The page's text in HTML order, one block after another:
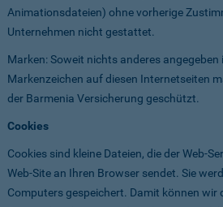
Animationsdateien) ohne vorherige
Unternehmen nicht gestattet.
Marken: Soweit nichts anderes angegeben
Markenzeichen auf diesen Internetseiten
der Barmenia Versicherung geschützt.
Cookies
Cookies sind kleine Dateien, die der Web-
Web-Site an Ihren Browser sendet. Sie
Computers gespeichert. Damit können wir